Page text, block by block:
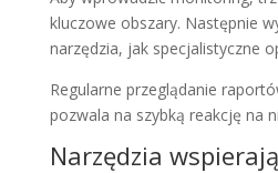
kluczowe obszary. Następnie
narzędzia, jak specjalistyczne
Regularne przeglądanie
pozwala na szybką reakcję na
Narzędzia